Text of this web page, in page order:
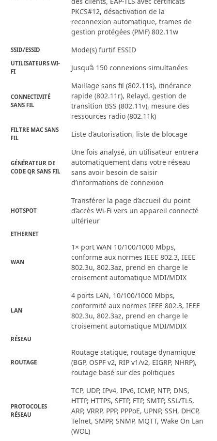
PKCS#12, désactivation de la
reconnexion automatique, trames de
gestion protégées (PMF) 802.11w
SSID/ESSID Mode(s) furtif ESSID
UTILISATEURS WI-
FI
Jusqu’à 150 connexions simultanées
CONNECTIVITÉ
SANS FIL
Maillage sans fil (802.11s), itinérance
rapide (802.11r), Relayd, gestion de
transition BSS (802.11v), mesure des
ressources radio (802.11k)
FILTRE MAC SANS
FIL
Liste d’autorisation, liste de blocage
GÉNÉRATEUR DE
CODE QR SANS FIL
Une fois analysé, un utilisateur entrera
automatiquement dans votre réseau
sans avoir besoin de saisir
d’informations de connexion
HOTSPOT
Transférer la page d’accueil du point
d’accès Wi-Fi vers un appareil connecté
ultérieur
ETHERNET
WAN
1× port WAN 10/100/1000 Mbps,
conforme aux normes IEEE 802.3, IEEE
802.3u, 802.3az, prend en charge le
croisement automatique MDI/MDIX
LAN
4 ports LAN, 10/100/1000 Mbps,
conformité aux normes IEEE 802.3, IEEE
802.3u, 802.3az, prend en charge le
croisement automatique MDI/MDIX
RÉSEAU
ROUTAGE
Routage statique, routage dynamique
(BGP, OSPF v2, RIP v1/v2, EIGRP, NHRP),
routage basé sur des politiques
PROTOCOLES
RÉSEAU
TCP, UDP, IPv4, IPv6, ICMP, NTP, DNS,
HTTP, HTTPS, SFTP, FTP, SMTP, SSL/TLS,
ARP, VRRP, PPP, PPPoE, UPNP, SSH, DHCP,
Telnet, SMPP, SNMP, MQTT, Wake On Lan
(WOL)